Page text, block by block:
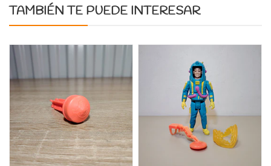
TAMBIÉN TE PUEDE INTERESAR